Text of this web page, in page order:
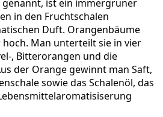
genannt, ist ein immergrüner
in den Fruchtschalen
Duft. Orangenbäume
Man unterteilt sie in vier
, Bitterorangen und die
der Orange gewinnt man Saft,
sowie das Schalenöl, das